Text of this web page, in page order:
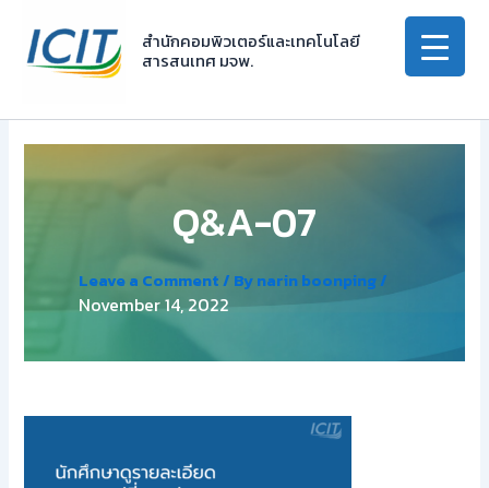
content
สำนักคอมพิวเตอร์และเทคโนโลยี
สารสนเทศ มจพ.
Q&A-07
Leave a Comment / Bynarin boonping/
November 14, 2022